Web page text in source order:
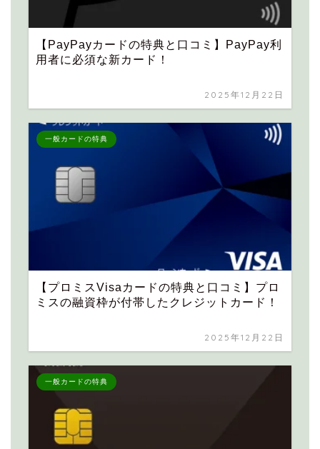
【PayPayカードの特典と口コミ】PayPay利
用者に必須な新カード！
2025年12月22日
一般カードの特典
【プロミスVisaカードの特典と口コミ】プロ
ミスの融資枠が付帯したクレジットカード！
2025年12月22日
一般カードの特典